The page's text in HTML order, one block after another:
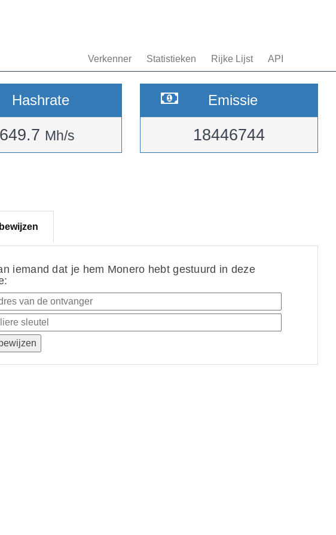
Verkenner Statistieken Rijke Lijst API
Hashrate
Mh/s
Emissie
18446744
iemand dat je hem Monero hebt gestuurd in deze